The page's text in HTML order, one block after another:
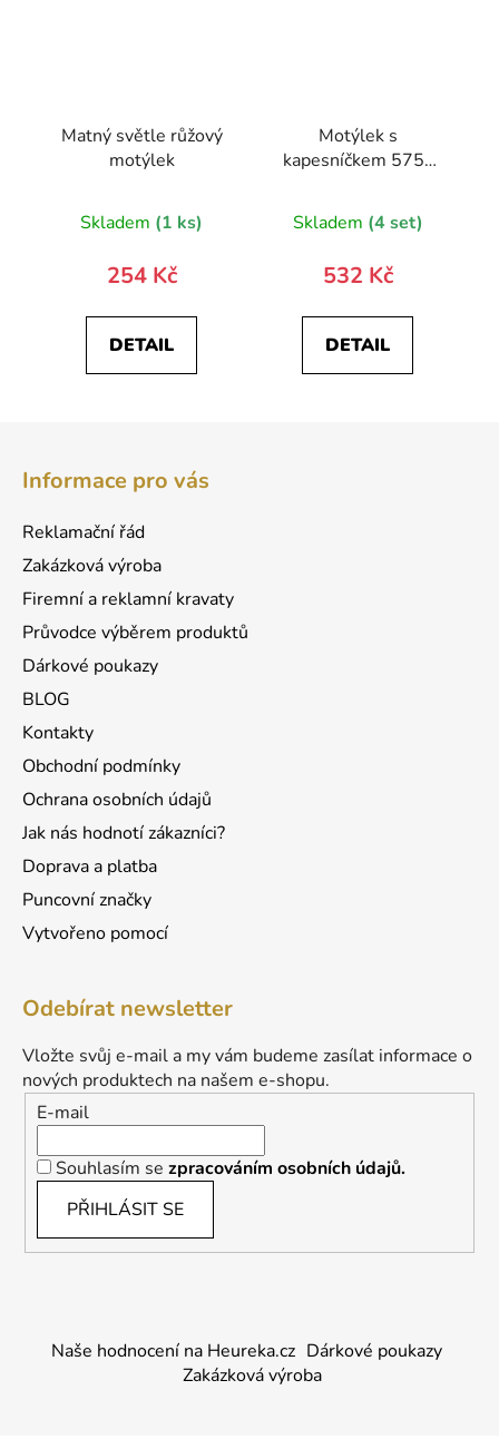
Matný světle růžový
motýlek
Skladem (1 ks)
254 Kč
DETAIL
Motýlek s
kapesníčkem 575-
Skladem (4 set)
532 Kč
DETAIL
Informace pro vás
Reklamační řád
Zakázková výroba
Firemní a reklamní kravaty
Průvodce výběrem produktů
Dárkové poukazy
BLOG
Kontakty
Obchodní podmínky
Ochrana osobních údajů
Jak nás hodnotí zákazníci?
Doprava a platba
Puncovní značky
Vytvořeno pomocí
Odebírat newsletter
Vložte svůj e-mail a my vám budeme zasílat informace o
nových produktech na našem e-shopu.
E-mail
Souhlasím se zpracováním osobních údajů.
PŘIHLÁSIT SE
Naše hodnocení na Heureka.cz Dárkové poukazy
Zakázková výroba